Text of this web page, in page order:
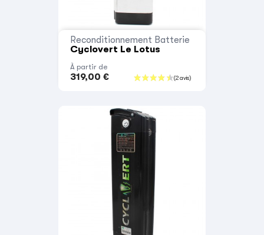
Reconditionnement Batterie
Cyclovert Le Lotus
À partir de
319,00 €